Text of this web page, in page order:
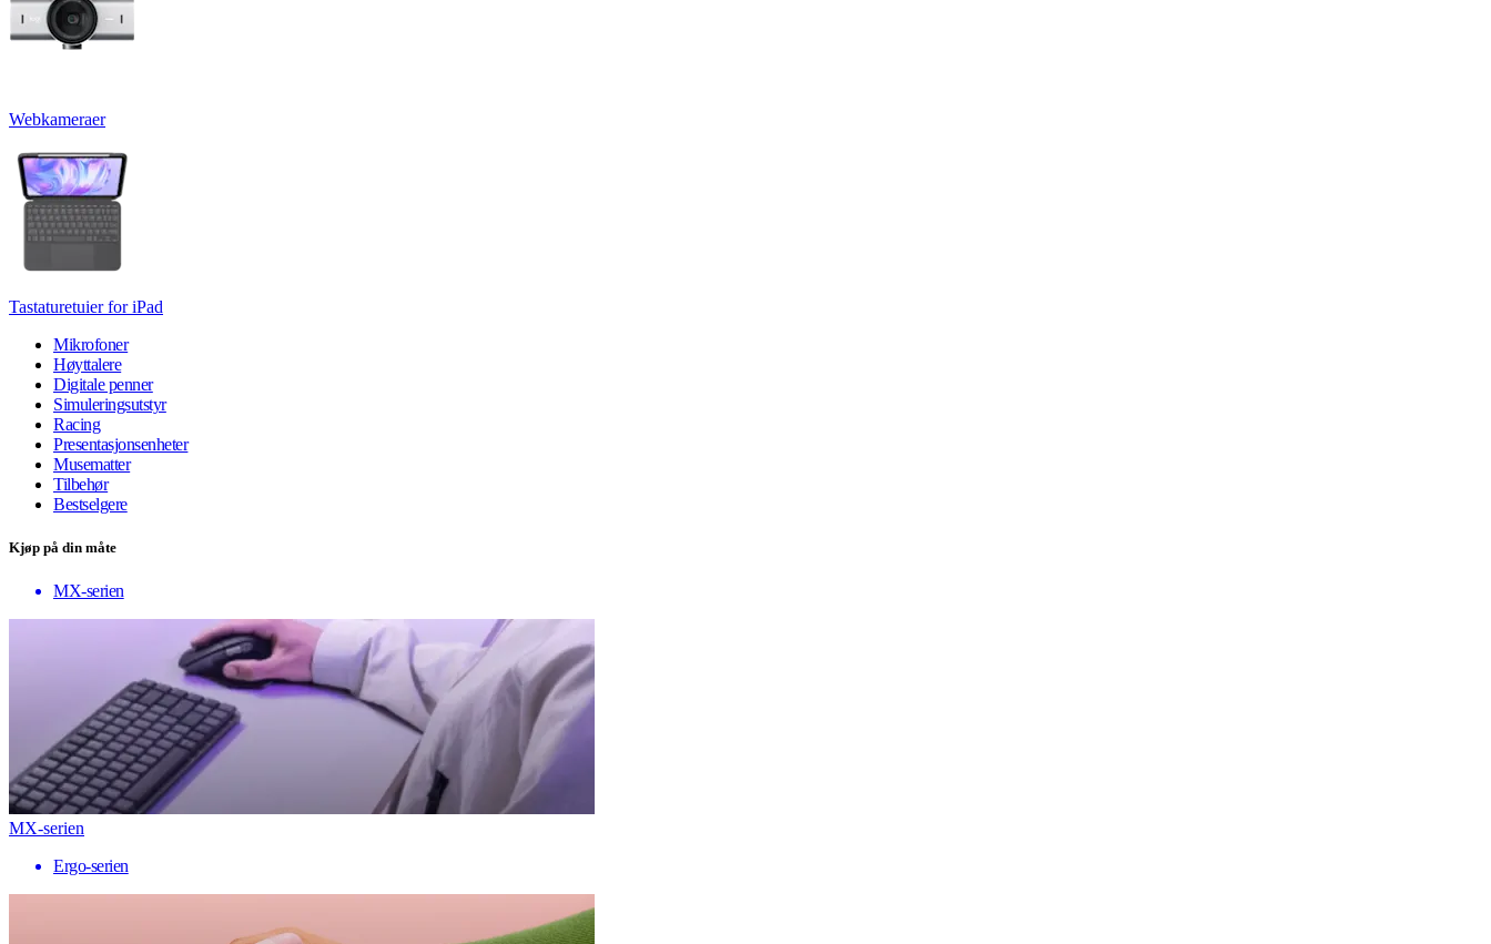
Webkameraer
Tastaturetuier for iPad
Mikrofoner
Høyttalere
Digitale penner
Simuleringsutstyr
Racing
Presentasjonsenheter
Musematter
Tilbehør
Bestselgere
Kjøp på din måte
MX-serien
MX-serien
Ergo-serien